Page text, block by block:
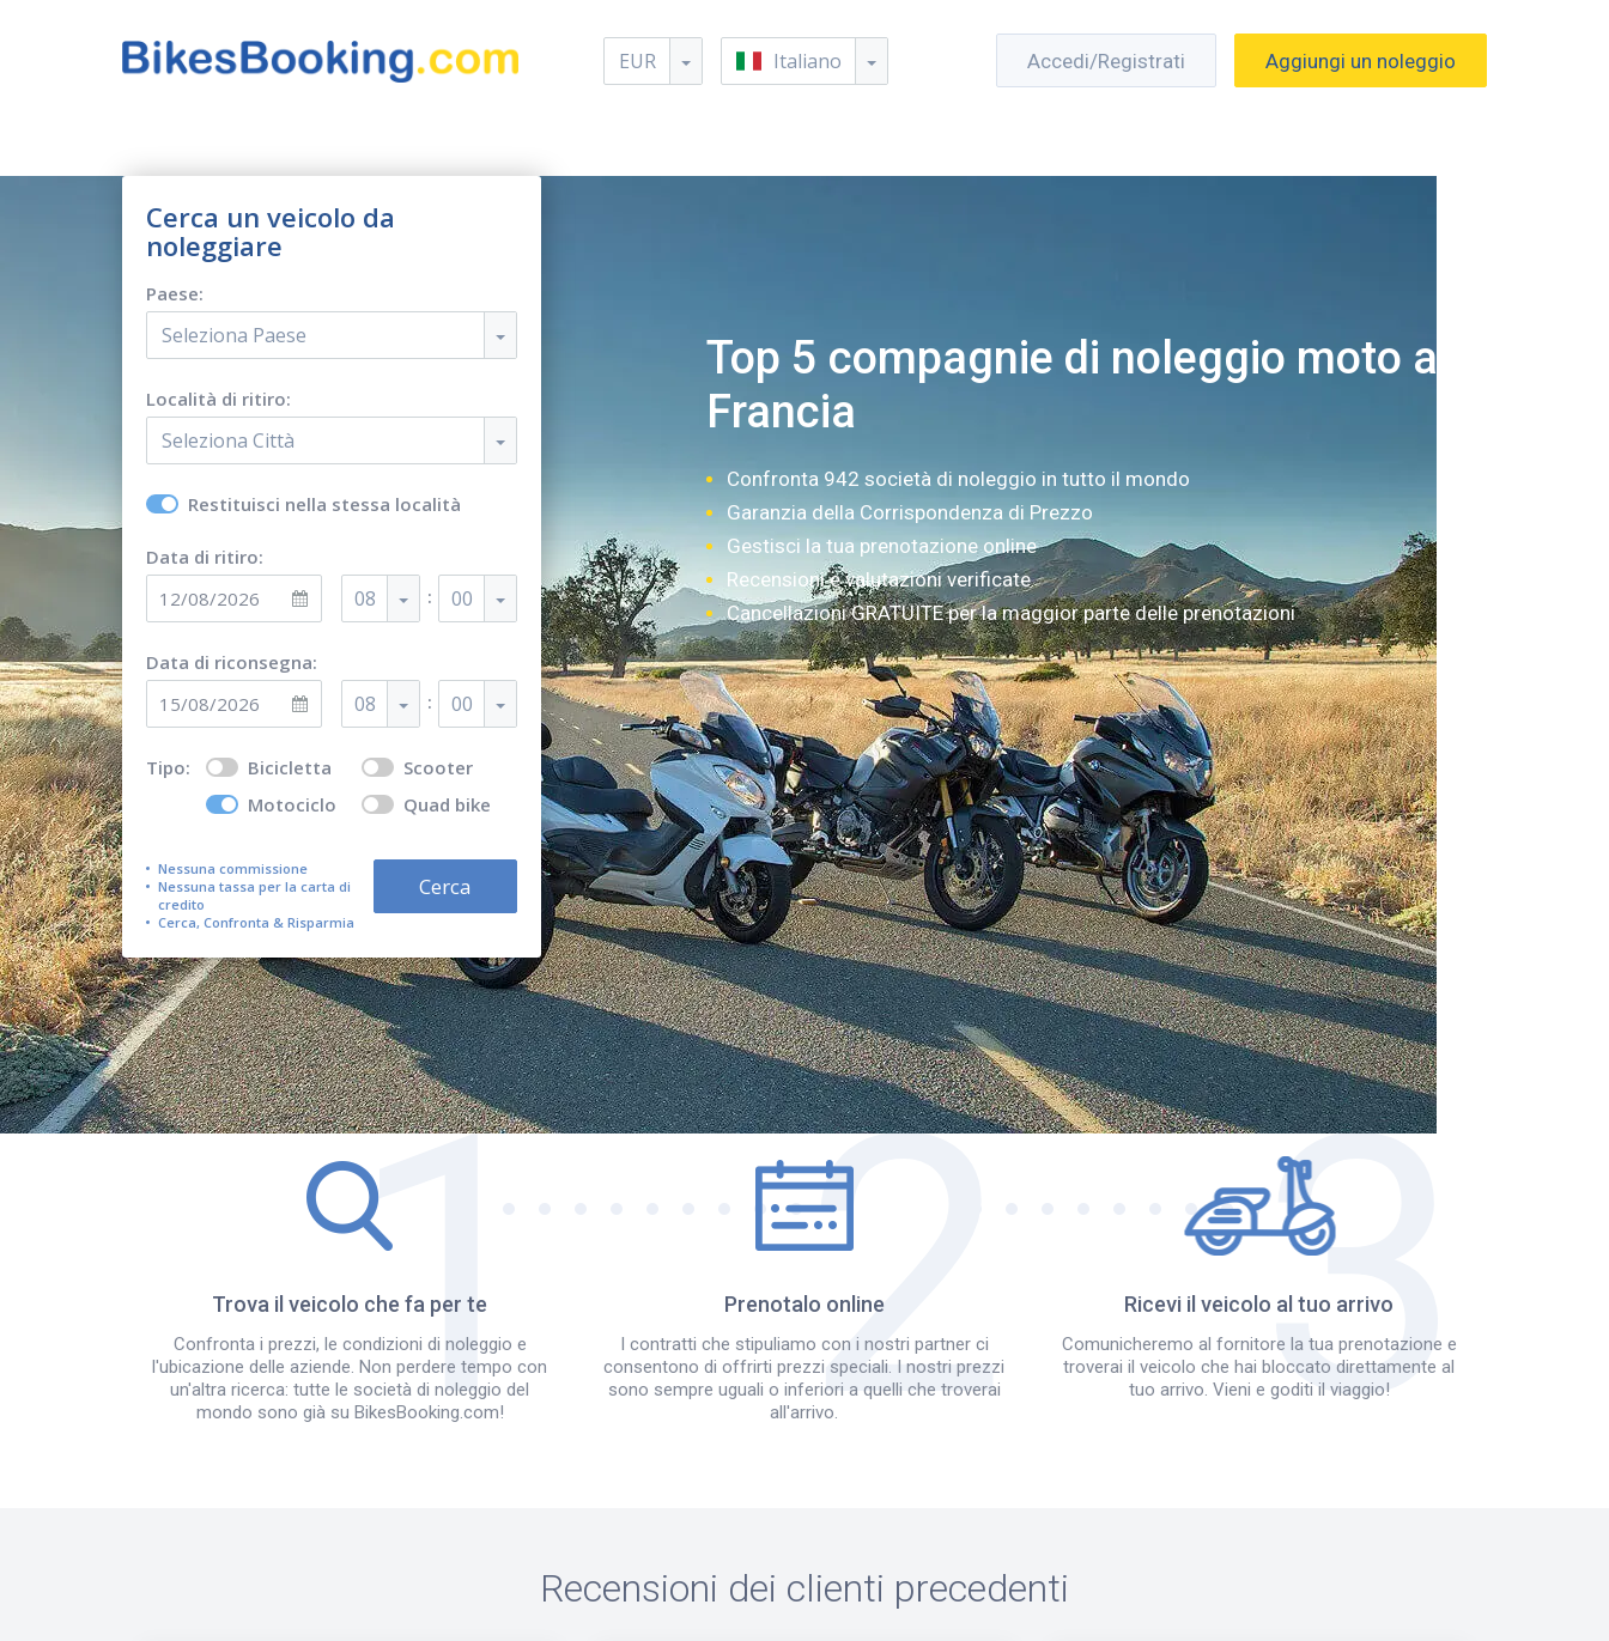
EUR Italiano Accedi/Registrati Aggiungi un noleggio
Cerca un veicolo da
noleggiare
Paese:
Seleziona Paese
Località di ritiro:
Seleziona Città
Restituisci nella stessa località
Data di ritiro:
08 : 00
Data di riconsegna:
08 : 00
Tipo: Bicicletta
Scooter
Motociclo
Quad bike
Nessuna commissione
Nessuna tassa per la carta di
credito
Cerca, Confronta & Risparmia
Cerca
Top 5 compagnie di noleggio moto a
Francia
Confronta 942 società di noleggio in tutto il mondo
Garanzia della Corrispondenza di Prezzo
Gestisci la tua prenotazione online
Recensioni e valutazioni verificate
Cancellazioni GRATUITE per la maggior parte delle prenotazioni
Come funziona?
Trova il veicolo che fa per te
Confronta i prezzi, le condizioni di noleggio e
l'ubicazione delle aziende. Non perdere tempo con
un'altra ricerca: tutte le società di noleggio del
mondo sono già su BikesBooking.com!
Prenotalo online
I contratti che stipuliamo con i nostri partner ci
consentono di offrirti prezzi speciali. I nostri prezzi
sono sempre uguali o inferiori a quelli che troverai
all'arrivo.
Ricevi il veicolo al tuo arrivo
Comunicheremo al fornitore la tua prenotazione e
troverai il veicolo che hai bloccato direttamente al
tuo arrivo. Vieni e goditi il viaggio!
Recensioni dei clienti precedenti